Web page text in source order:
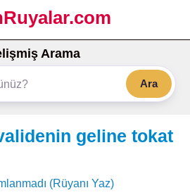
Arama
Ara
geline tokat
(Rüyanı Yaz)